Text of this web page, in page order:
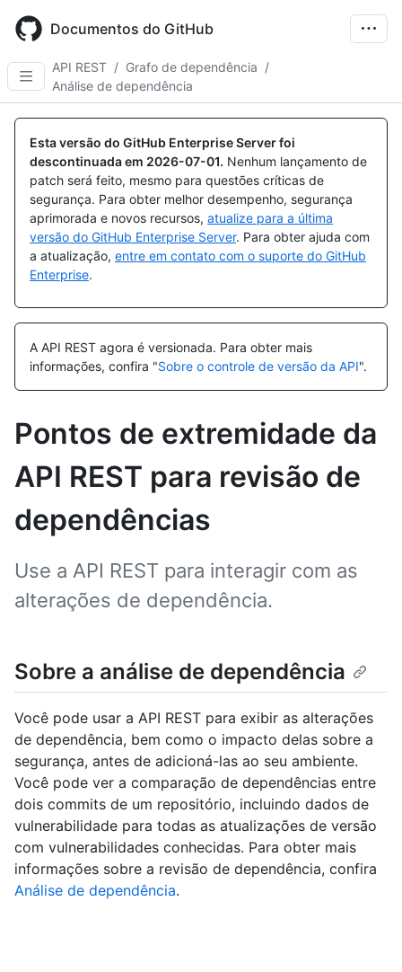
main
content
Documentos do GitHub
API REST / Grafo de dependência /
Análise de dependência
Esta versão do GitHub Enterprise Server foi
descontinuada em 2026-07-01. Nenhum lançamento de
patch será feito, mesmo para questões críticas de
segurança. Para obter melhor desempenho, segurança
aprimorada e novos recursos, atualize para a última
versão do GitHub Enterprise Server. Para obter ajuda com
a atualização, entre em contato com o suporte do GitHub
Enterprise.
A API REST agora é versionada. Para obter mais
informações, confira "Sobre o controle de versão da API".
Pontos de extremidade da
API REST para revisão de
dependências
Use a API REST para interagir com as
alterações de dependência.
Sobre a análise de dependência
Você pode usar a API REST para exibir as alterações
de dependência, bem como o impacto delas sobre a
segurança, antes de adicioná-las ao seu ambiente.
Você pode ver a comparação de dependências entre
dois commits de um repositório, incluindo dados de
vulnerabilidade para todas as atualizações de versão
com vulnerabilidades conhecidas. Para obter mais
informações sobre a revisão de dependência, confira
Análise de dependência.
Descrição
Descrição
Descrição